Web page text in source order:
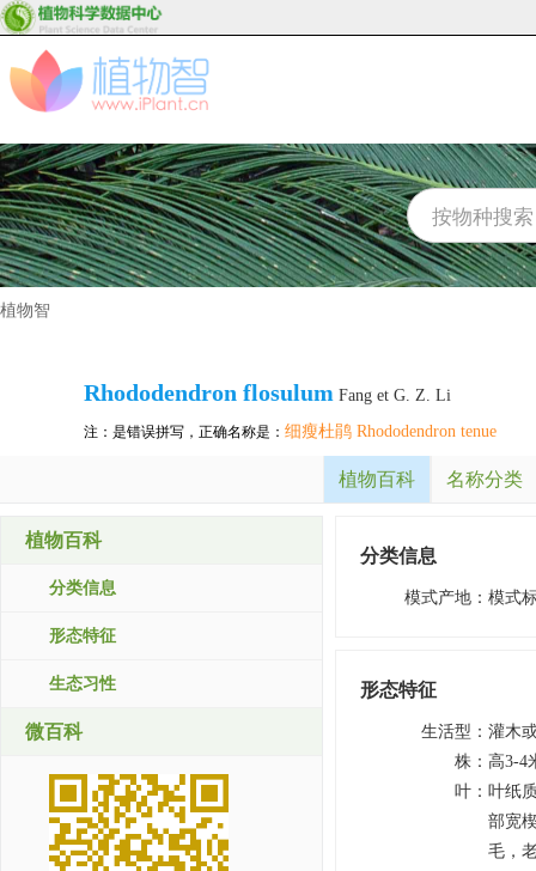
植物智
Rhododendron flosulum Fang et G. Z. Li
注：是错误拼写，正确名称是： 细瘦杜鹃 Rhododendron tenue
植物百科 名称分类
植物百科
分类信息
形态特征
生态习性
微百科
分类信息
模式产地 ： 模式
形态特征
生活型 ： 灌木
株 ： 高3-4
叶 ： 叶纸
部宽
毛，